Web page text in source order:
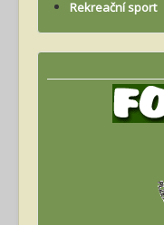
Rekreační sport